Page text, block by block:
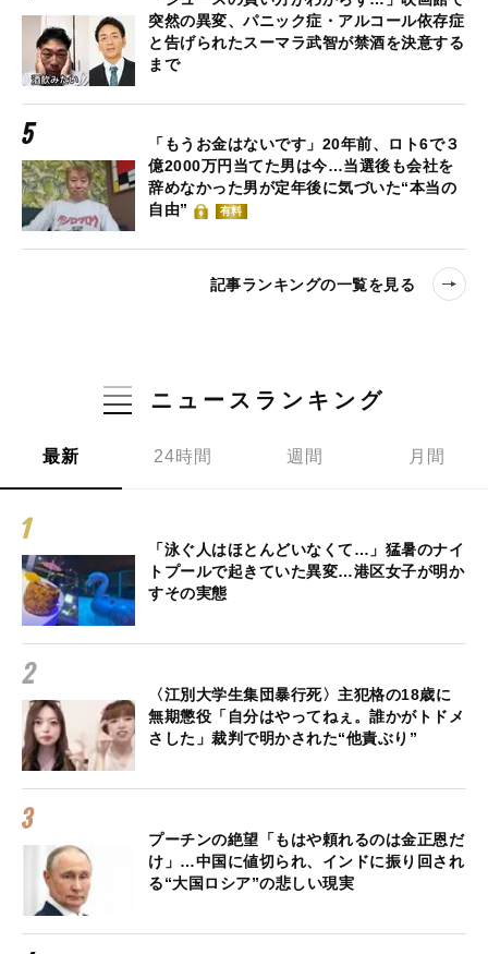
突然の異変、パニック症・アルコール依存症
と告げられたスーマラ武智が禁酒を決意する
まで
「もうお金はないです」20年前、ロト6で３
億2000万円当てた男は今…当選後も会社を
辞めなかった男が定年後に気づいた“本当の
自由”
有料
記事ランキングの一覧を見る
ニュースランキング
最新 24時間 週間 月間
「泳ぐ人はほとんどいなくて…」猛暑のナイ
トプールで起きていた異変…港区女子が明か
すその実態
〈江別大学生集団暴行死〉主犯格の18歳に
無期懲役「自分はやってねぇ。誰かがトドメ
さした」裁判で明かされた“他責ぶり”
プーチンの絶望「もはや頼れるのは金正恩だ
け」…中国に値切られ、インドに振り回され
る“大国ロシア”の悲しい現実